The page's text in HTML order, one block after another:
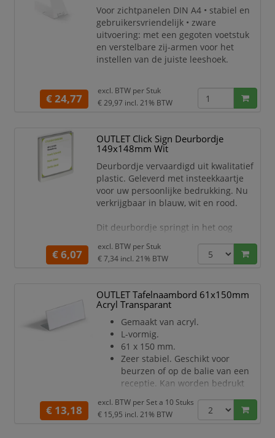
Transparant
Voor zichtpanelen DIN A4 • stabiel en
gebruikersvriendelijk • zware
uitvoering: met een gegoten voetstuk
en verstelbare zij-armen voor het
instellen van de juiste leeshoek.
€ 24,77
excl. BTW per Stuk
€ 29,97 incl. 21% BTW
OUTLET Click Sign Deurbordje
149x148mm Wit
Deurbordje vervaardigd uit kwalitatief
plastic. Geleverd met insteekkaartje
voor uw persoonlijke bedrukking. Nu
verkrijgbaar in blauw, wit en rood.
Dit deurbordje springt in het oog
design met afgeronde hoeken. Het
doorzichtige paneel kan volledig uit de
snelle en eenvoudige vervanging van
het insteekkaartje. Naar omhoog
duwen, openen en uitnemen.
Verkrijgbaar in 5 form
€ 6,07
excl. BTW per Stuk
€ 7,34 incl. 21% BTW
OUTLET Tafelnaambord 61x150mm
Acryl Transparant
Gemaakt van acryl.
L-vormig.
61 x 150 mm.
Zeer stabiel. Geschikt voor
beurzen of op de balie van een
receptie. Kan worden bedrukt
beschikbaar op
www.duraprint.be of
€ 13,18
excl. BTW per Set a 10 Stuks
€ 15,95 incl. 21% BTW